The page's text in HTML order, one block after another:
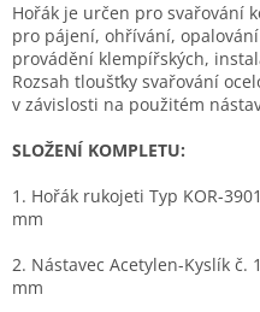
Hořák je určen pro svařování
pro pájení, ohřívání,
provádění klempířských,
Rozsah tloušťky svařování
v závislosti na použitém
SLOŽENÍ KOMPLETU:
1. Hořák rukojeti Typ KOR-
mm
2. Nástavec Acetylen-Kyslík č.
mm